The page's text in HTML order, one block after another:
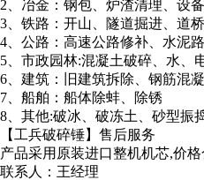
2、冶金：钢包、炉渣清理、设
3、铁路：开山、隧道掘进、道
4、公路：高速公路修补、水泥
5、市政园林:混凝土破碎、水、
6、建筑：旧建筑拆除、钢筋混
7、船舶：船体除蚌、除锈
8、其他:破冰、破冻土、砂型振
【工兵破碎锤】售后服务
产品采用原装进口整机机芯,价
联系人：王经理